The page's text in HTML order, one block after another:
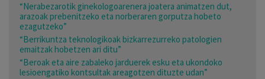
“Nerabezarotik ginekologoarenera joatera animatzen dut,
arazoak prebenitzeko eta norberaren gorputza hobeto
ezagutzeko”
“Berrikuntza teknologikoak bizkarrezurreko patologien
emaitzak hobetzen ari ditu”
“Beroak eta aire zabaleko jarduerek esku eta ukondoko
lesioengatiko kontsultak areagotzen dituzte udan”